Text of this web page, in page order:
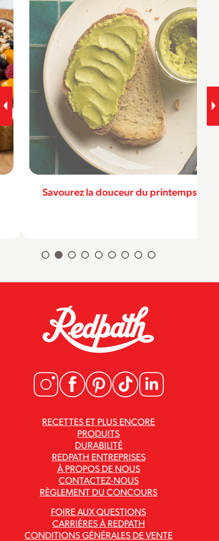
Savourez la douceur du printemps
RECETTES ET PLUS ENCORE
PRODUITS
DURABILITÉ
REDPATH ENTREPRISES
À PROPOS DE NOUS
CONTACTEZ-NOUS
RÈGLEMENT DU CONCOURS
FOIRE AUX QUESTIONS
CARRIÈRES À REDPATH
CONDITIONS GÉNÉRALES DE VENTE